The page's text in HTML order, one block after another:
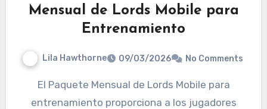
Mensual de Lords Mobile para
Entrenamiento
Lila Hawthorne 09/03/2026 No Comments
El Paquete Mensual de Lords Mobile para
entrenamiento proporciona a los jugadores